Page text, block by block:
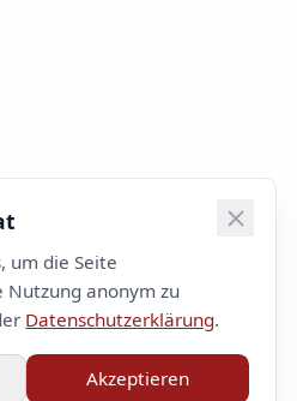
um die Seite
anonym zu
Datenschutzerklärung.
Akzeptieren